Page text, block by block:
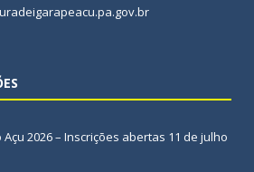
2026 – Inscrições abertas 11 de julho